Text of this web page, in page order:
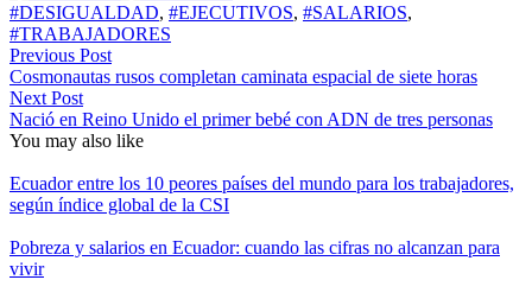
#DESIGUALDAD, #EJECUTIVOS, #SALARIOS,
#TRABAJADORES
Previous Post
Cosmonautas rusos completan caminata espacial de siete horas
Next Post
Nació en Reino Unido el primer bebé con ADN de tres personas
You may also like
Ecuador entre los 10 peores países del mundo para los trabajadores,
según índice global de la CSI
Pobreza y salarios en Ecuador: cuando las cifras no alcanzan para
vivir